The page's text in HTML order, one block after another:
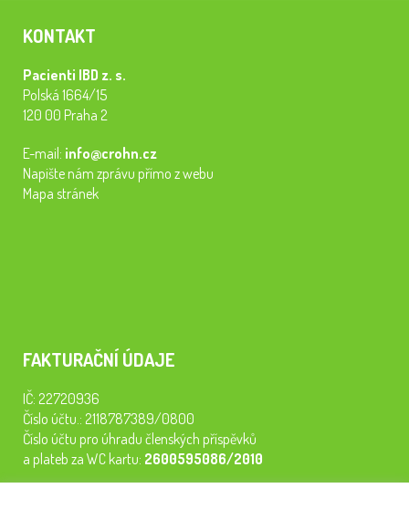
KONTAKT
Pacienti IBD z. s.
Polská 1664/15
120 00 Praha 2
E-mail: info@crohn.cz
Napište nám zprávu přímo z webu
Mapa stránek
FAKTURAČNÍ ÚDAJE
IČ: 22720936
Číslo účtu.: 2118787389/0800
Číslo účtu pro úhradu členských příspěvků
a plateb za WC kartu: 2600595086/2010